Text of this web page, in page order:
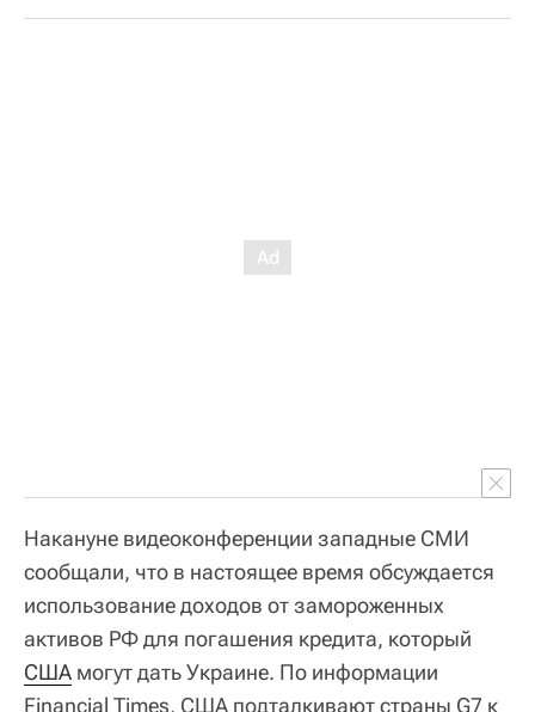
Накануне видеоконференции западные СМИ
сообщали, что в настоящее время обсуждается
использование доходов от замороженных
активов РФ для погашения кредита, который
США могут дать Украине. По информации
Financial Times, США подталкивают страны G7 к